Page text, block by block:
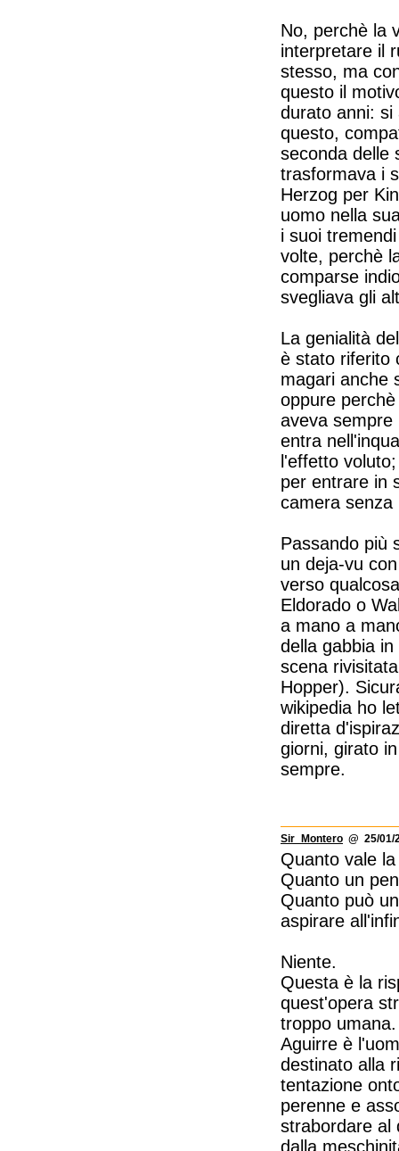
No, perchè la
interpretare il
stesso, ma
questo il
durato anni: si
questo,
seconda delle
trasformava i
Herzog per
uomo nella
i suoi
volte, perchè
comparse
svegliava gli
La genialità
è stato riferito
magari anche
oppure
aveva sempre
entra
l'effetto
per entrare in
camera senza
Passando più
un deja-vu
verso
Eldorado o
a mano a
della gabbia
scena
Hopper).
wikipedia ho
diretta
giorni, girato
sempre.
Sir_Montero @ 25/01/
Quanto vale
Quanto un
Quanto può
aspirare
Niente.
Questa è la
quest'opera
troppo umana.
Aguirre è
destinato alla
tentazione
perenne e
strabordare al
dalla